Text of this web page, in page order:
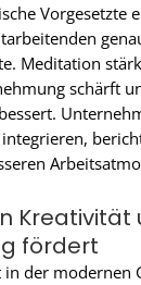
Vorgesetzte
Meditation
schärft
Kreativität
fördert
in der modernen